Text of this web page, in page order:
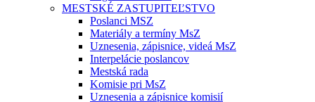
MESTSKÉ ZASTUPITEĽSTVO
Poslanci MSZ
Materiály a termíny MsZ
Uznesenia, zápisnice, videá MsZ
Interpelácie poslancov
Mestská rada
Komisie pri MsZ
Uznesenia a zápisnice komisií